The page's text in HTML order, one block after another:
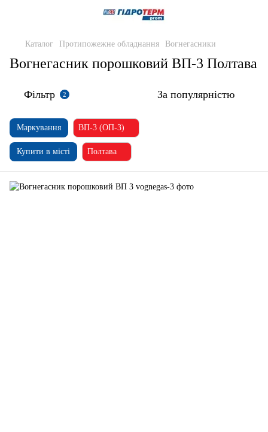
Каталог Протипожежне обладнання Вогнегасники
Вогнегасник порошковий ВП-3 Полтава
Фільтр 2 За популярністю
Маркування ВП-3 (ОП-3)
Купити в місті Полтава